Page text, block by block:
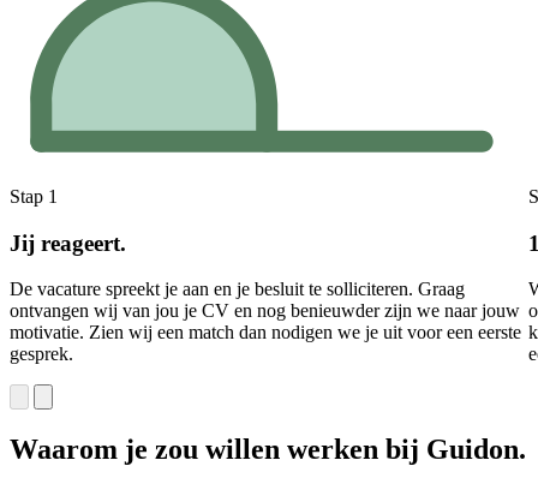
Stap 1
Jij reageert.
De vacature spreekt je aan en je besluit te solliciteren. Graag
ontvangen wij van jou je CV en nog benieuwder zijn we naar jouw
motivatie. Zien wij een match dan nodigen we je uit voor een eerste
gesprek.
Waarom je zou willen werken bij Guidon.